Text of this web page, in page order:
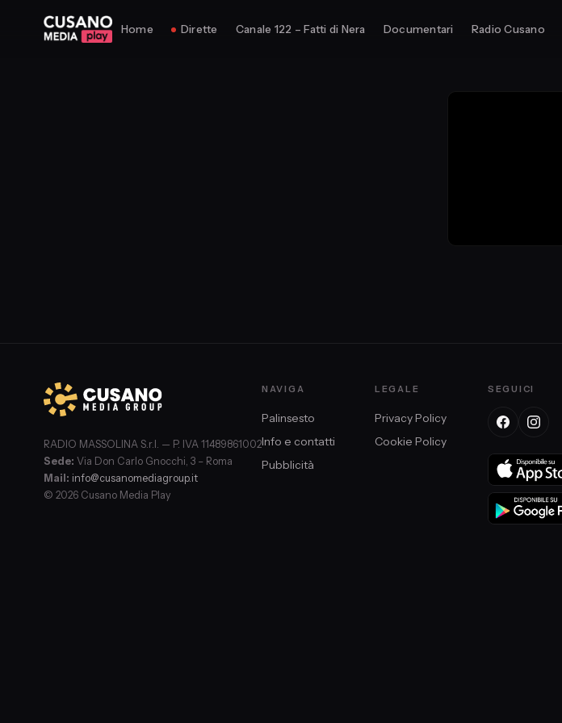
Home Dirette Canale 122 – Fatti di Nera Documentari Radio Cusano
RADIO MASSOLINA S.r.l. — P. IVA 11489861002
Sede: Via Don Carlo Gnocchi, 3 – Roma
Mail: info@cusanomediagroup.it
© 2026 Cusano Media Play
NAVIGA
Palinsesto
Info e contatti
Pubblicità
LEGALE
Privacy Policy
Cookie Policy
SEGUICI